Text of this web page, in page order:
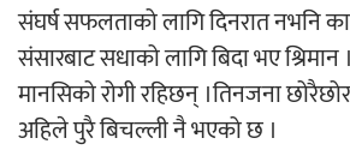
अर्जुन चन्द्रको ‘संवेदनाका
संघर्ष सफलताको लागि दिनरात नभनि
संसारबाट सधाको लागि बिदा भए श्रिमान
मानसिको रोगी रहिछन् ।तिनजना
अहिले पुरै बिचल्ली नै भएको छ ।